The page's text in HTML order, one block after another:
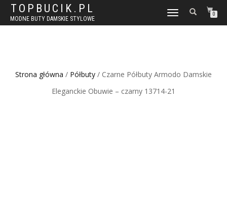
TOPBUCIK.PL
MODNE BUTY DAMSKIE STYLOWE
WŁĄCZ
NAWIGACJĘ
0
Strona główna / Półbuty / Czarne Półbuty Armodo Damskie
Eleganckie Obuwie – czarny 13714-21